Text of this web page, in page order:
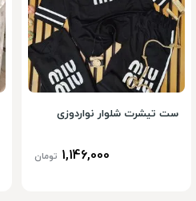
ست تیشرت شلوار نواردوزی
1,146,000 تومان